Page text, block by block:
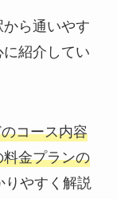
ら通いやす
紹介してい
コース内容
金プランの
りやすく解説